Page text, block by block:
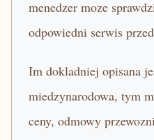
menedzer moze
odpowiedni serwis
Im dokladniej opisana
miedzynarodowa, tym
ceny, odmowy